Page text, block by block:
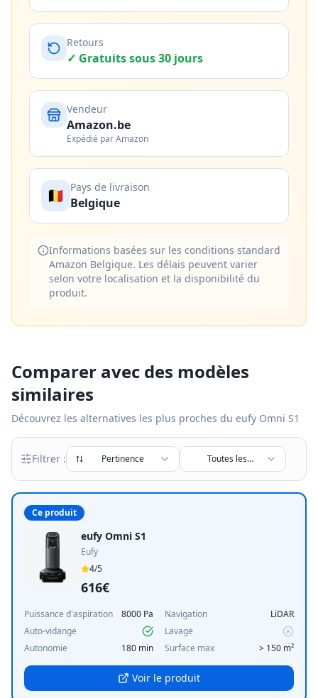
Retours
✓ Gratuits sous 30 jours
Vendeur
Amazon.be
Expédié par Amazon
🇧🇪 Pays de livraison
Belgique
Informations basées sur les conditions standard
Amazon Belgique. Les délais peuvent varier
selon votre localisation et la disponibilité du
produit.
Comparer avec des modèles
similaires
Découvrez les alternatives les plus proches du eufy Omni S1
Filtrer : Pertinence
Toutes les
marques
Ce produit
eufy Omni S1
Eufy
4/5
616€
Puissance d'aspiration 8000 Pa Navigation
LiDAR
Auto-vidange
Lavage
Autonomie
180 min Surface max > 150 m²
Voir le produit